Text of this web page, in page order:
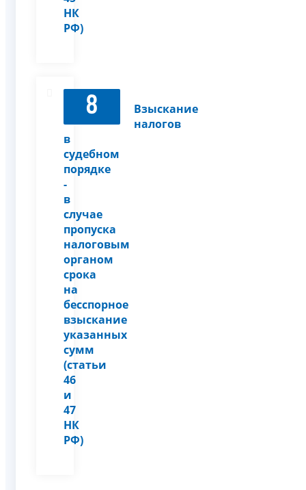
НК
РФ)
8
Взыскание
налогов
в
судебном
порядке
-
в
случае
пропуска
налоговым
органом
срока
на
бесспорное
взыскание
указанных
сумм
(статьи
46
и
47
НК
РФ)